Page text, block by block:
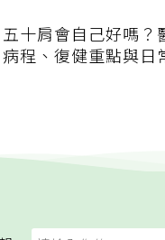
五十肩會自己好嗎？
病程、復健重點與日